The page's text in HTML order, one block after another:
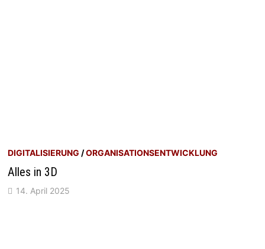
DIGITALISIERUNG /ORGANISATIONSENTWICKLUNG
Alles in 3D
14. April 2025